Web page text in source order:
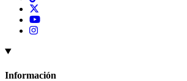
Información